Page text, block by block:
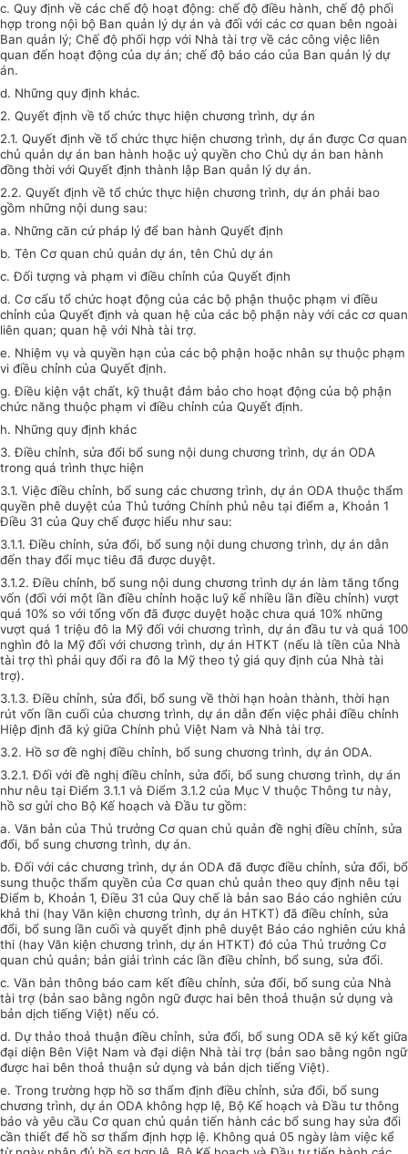
c. Quy định về các chế độ hoạt động: chế độ điều hành, chế độ phối
hợp trong nội bộ Ban quản lý dự án và đối với các cơ quan bên ngoài
Ban quản lý; Chế độ phối hợp với Nhà tài trợ về các công việc liên
quan đến hoạt động của dự án; chế độ báo cáo của Ban quản lý dự
án.
d. Những quy định khác.
2. Quyết định về tổ chức thực hiện chương trình, dự án
2.1. Quyết định về tổ chức thực hiện chương trình, dự án được Cơ quan
chủ quản dự án ban hành hoặc uỷ quyền cho Chủ dự án ban hành
đồng thời với Quyết định thành lập Ban quản lý dự án.
2.2. Quyết định về tổ chức thực hiện chương trình, dự án phải bao
gồm những nội dung sau:
a. Những căn cứ pháp lý để ban hành Quyết định
b. Tên Cơ quan chủ quản dự án, tên Chủ dự án
c. Đối tượng và phạm vi điều chỉnh của Quyết định
d. Cơ cấu tổ chức hoạt động của các bộ phận thuộc phạm vi điều
chỉnh của Quyết định và quan hệ của các bộ phận này với các cơ quan
liên quan; quan hệ với Nhà tài trợ.
e. Nhiệm vụ và quyền hạn của các bộ phận hoặc nhân sự thuộc phạm
vi điều chỉnh của Quyết định.
g. Điều kiện vật chất, kỹ thuật đảm bảo cho hoạt động của bộ phận
chức năng thuộc phạm vi điều chỉnh của Quyết định.
h. Những quy định khác
3. Điều chỉnh, sửa đổi bổ sung nội dung chương trình, dự án ODA
trong quá trình thực hiện
3.1. Việc điều chỉnh, bổ sung các chương trình, dự án ODA thuộc thẩm
quyền phê duyệt của Thủ tướng Chính phủ nêu tại điểm a, Khoản 1
Điều 31 của Quy chế được hiểu như sau:
3.1.1. Điều chỉnh, sửa đổi, bổ sung nội dung chương trình, dự án dẫn
đến thay đổi mục tiêu đã được duyệt.
3.1.2. Điều chỉnh, bổ sung nội dung chương trình dự án làm tăng tổng
vốn (đối với một lần điều chỉnh hoặc luỹ kế nhiều lần điều chỉnh) vượt
quá 10% so với tổng vốn đã được duyệt hoặc chưa quá 10% những
vượt quá 1 triệu đô la Mỹ đối với chương trình, dự án đầu tư và quá 100
nghìn đô la Mỹ đối với chương trình, dự án HTKT (nếu là tiền của Nhà
tài trợ thì phải quy đổi ra đô la Mỹ theo tỷ giá quy định của Nhà tài
trợ).
3.1.3. Điều chỉnh, sửa đổi, bổ sung về thời hạn hoàn thành, thời hạn
rút vốn lần cuối của chương trình, dự án dẫn đến việc phải điều chỉnh
Hiệp định đã ký giữa Chính phủ Việt Nam và Nhà tài trợ.
3.2. Hồ sơ đề nghị điều chỉnh, bổ sung chương trình, dự án ODA.
3.2.1. Đối với đề nghị điều chỉnh, sửa đổi, bổ sung chương trình, dự án
như nêu tại Điểm 3.1.1 và Điểm 3.1.2 của Mục V thuộc Thông tư này,
hồ sơ gửi cho Bộ Kế hoạch và Đầu tư gồm:
a. Văn bản của Thủ trưởng Cơ quan chủ quản đề nghị điều chỉnh, sửa
đổi, bổ sung chương trình, dự án.
b. Đối với các chương trình, dự án ODA đã được điều chỉnh, sửa đổi, bổ
sung thuộc thẩm quyền của Cơ quan chủ quản theo quy định nêu tại
Điểm b, Khoản 1, Điều 31 của Quy chế là bản sao Báo cáo nghiên cứu
khả thi (hay Văn kiện chương trình, dự án HTKT) đã điều chỉnh, sửa
đổi, bổ sung lần cuối và quyết định phê duyệt Báo cáo nghiên cứu khả
thi (hay Văn kiện chương trình, dự án HTKT) đó của Thủ trưởng Cơ
quan chủ quản; bản giải trình các lần điều chỉnh, bổ sung, sửa đổi.
c. Văn bản thông báo cam kết điều chỉnh, sửa đổi, bổ sung của Nhà
tài trợ (bản sao bằng ngôn ngữ được hai bên thoả thuận sử dụng và
bản dịch tiếng Việt) nếu có.
d. Dự thảo thoả thuận điều chỉnh, sửa đổi, bổ sung ODA sẽ ký kết giữa
đại diện Bên Việt Nam và đại diện Nhà tài trợ (bản sao bằng ngôn ngữ
được hai bên thoả thuận sử dụng và bản dịch tiếng Việt).
e. Trong trường hợp hồ sơ thẩm định điều chỉnh, sửa đổi, bổ sung
chương trình, dự án ODA không hợp lệ, Bộ Kế hoạch và Đầu tư thông
báo và yêu cầu Cơ quan chủ quản tiến hành các bổ sung hay sửa đổi
cần thiết để hồ sơ thẩm định hợp lệ. Không quá 05 ngày làm việc kể